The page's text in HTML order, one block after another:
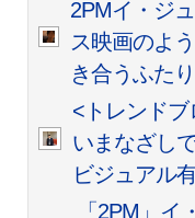
2PMイ・ジ
ス映画のよ
き合うふた
<トレンドブ
いまなざし
ビジュアル
「2PM」